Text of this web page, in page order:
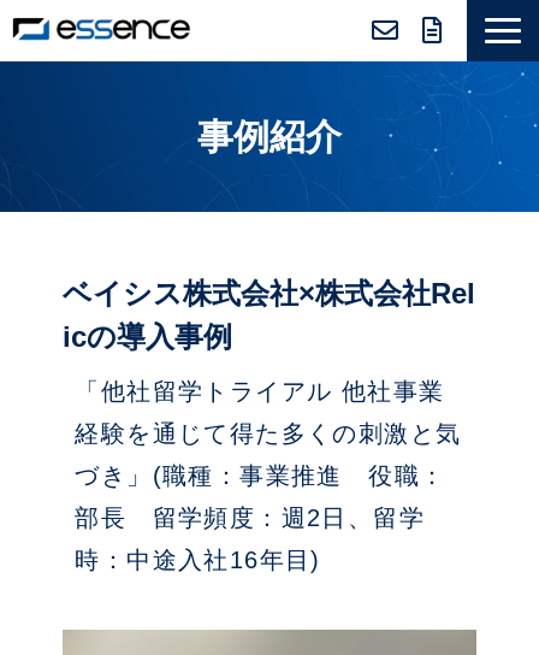
ニュース＆トピックス
会社紹介
セミナー＆コラム
事例紹介
ベイシス株式会社×株式会社Rel
icの導入事例
「他社留学トライアル 他社事業
経験を通じて得た多くの刺激と気
づき」(職種：事業推進 役職：
部長 留学頻度：週2日、留学
時：中途入社16年目)